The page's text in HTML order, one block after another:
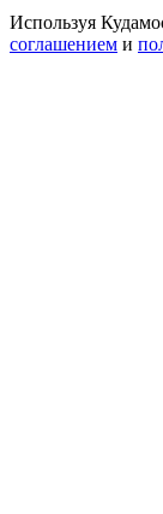
Используя
соглашением и